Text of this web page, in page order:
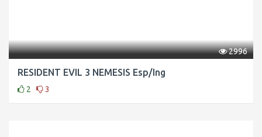
2996
RESIDENT EVIL 3 NEMESIS Esp/Ing
2 3